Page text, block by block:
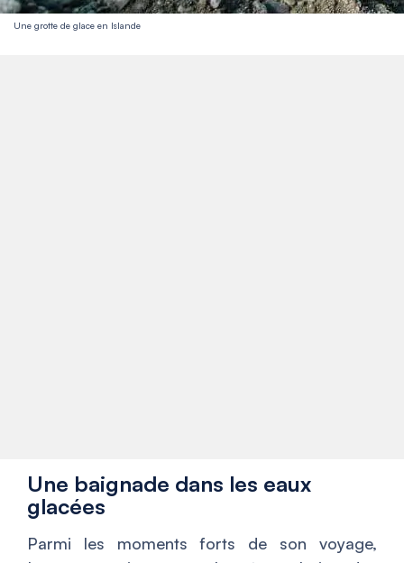
Une grotte de glace en Islande
Une baignade dans les eaux
glacées
Parmi les moments forts de son voyage,